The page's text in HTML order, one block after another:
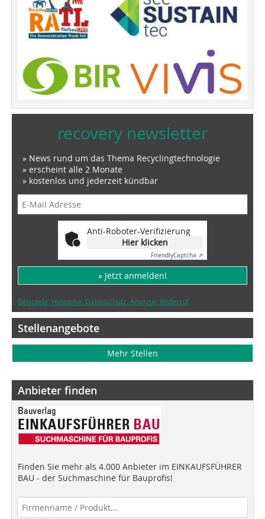
recovery newsletter
» News rund um das Thema Recyclingtechnologie
» erscheint alle 2 Monate
» kostenlos und jederzeit kündbar
Anti-Roboter-Verifizierung
Hier klicken
FriendlyCaptcha ⇗
» Jetzt anmelden!
Beispiele, Hinweise: Datenschutz, Analyse, Widerruf
Stellenangebote
Mehr Stellen
Anbieter finden
Finden Sie mehr als 4.000 Anbieter im EINKAUFSFÜHRER
BAU - der Suchmaschine für Bauprofis!